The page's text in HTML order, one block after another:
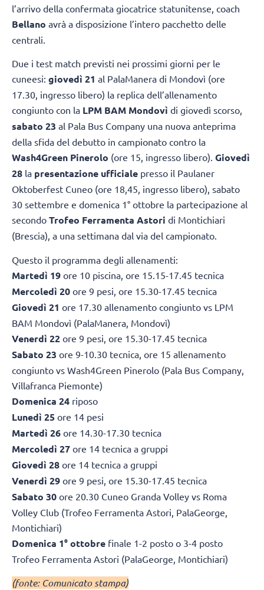
l’arrivo della confermata giocatrice statunitense, coach
Bellano avrà a disposizione l’intero pacchetto delle
centrali.
Due i test match previsti nei prossimi giorni per le
cuneesi: giovedì 21 al PalaManera di Mondovì (ore
17.30, ingresso libero) la replica dell’allenamento
congiunto con la LPM BAM Mondovì di giovedì scorso,
sabato 23 al Pala Bus Company una nuova anteprima
della sfida del debutto in campionato contro la
Wash4Green Pinerolo (ore 15, ingresso libero). Giovedì
28 la presentazione ufficiale presso il Paulaner
Oktoberfest Cuneo (ore 18,45, ingresso libero), sabato
30 settembre e domenica 1° ottobre la partecipazione al
secondo Trofeo Ferramenta Astori di Montichiari
(Brescia), a una settimana dal via del campionato.
Questo il programma degli allenamenti:
Martedì 19 ore 10 piscina, ore 15.15-17.45 tecnica
Mercoledì 20 ore 9 pesi, ore 15.30-17.45 tecnica
Giovedì 21 ore 17.30 allenamento congiunto vs LPM
BAM Mondovì (PalaManera, Mondovì)
Venerdì 22 ore 9 pesi, ore 15.30-17.45 tecnica
Sabato 23 ore 9-10.30 tecnica, ore 15 allenamento
congiunto vs Wash4Green Pinerolo (Pala Bus Company,
Villafranca Piemonte)
Domenica 24 riposo
Lunedì 25 ore 14 pesi
Martedì 26 ore 14.30-17.30 tecnica
Mercoledì 27 ore 14 tecnica a gruppi
Giovedì 28 ore 14 tecnica a gruppi
Venerdì 29 ore 9 pesi, ore 15.30-17.45 tecnica
Sabato 30 ore 20.30 Cuneo Granda Volley vs Roma
Volley Club (Trofeo Ferramenta Astori, PalaGeorge,
Montichiari)
Domenica 1° ottobre finale 1-2 posto o 3-4 posto
Trofeo Ferramenta Astori (PalaGeorge, Montichiari)
(fonte: Comunicato stampa)